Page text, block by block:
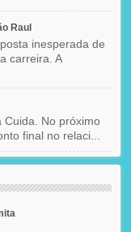
Raul
inesperada de
carreira. A
Cuida. No próximo
final no relaci...